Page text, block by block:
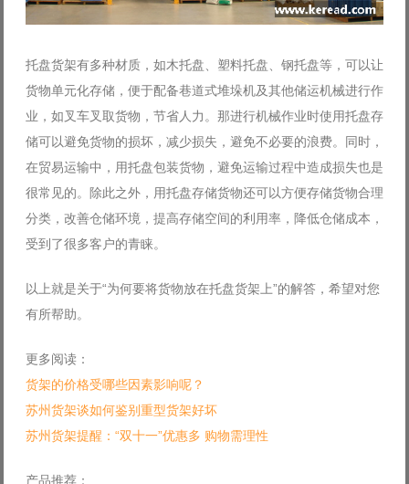
托盘货架有多种材质，如木托盘、塑料托盘、钢托盘等，可以让
货物单元化存储，便于配备巷道式堆垛机及其他储运机械进行作
业，如叉车叉取货物，节省人力。那进行机械作业时使用托盘存
储可以避免货物的损坏，减少损失，避免不必要的浪费。同时，
在贸易运输中，用托盘包装货物，避免运输过程中造成损失也是
很常见的。除此之外，用托盘存储货物还可以方便存储货物合理
分类，改善仓储环境，提高存储空间的利用率，降低仓储成本，
受到了很多客户的青睐。
以上就是关于“为何要将货物放在托盘货架上”的解答，希望对您
有所帮助。
更多阅读：
货架的价格受哪些因素影响呢？
苏州货架谈如何鉴别重型货架好坏
苏州货架提醒：“双十一”优惠多 购物需理性
产品推荐：